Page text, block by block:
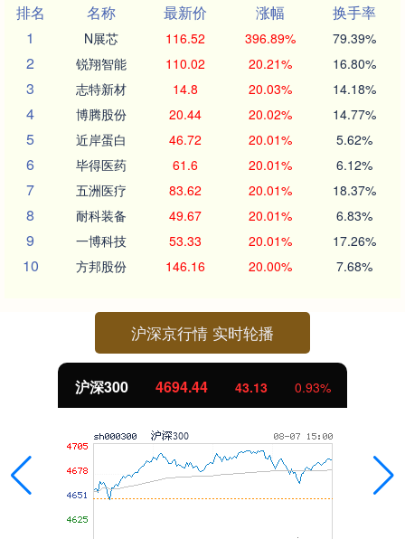
排名
名称 最新价 涨幅
换手率
1
N展芯 116.52 396.89% 79.39%
2 锐翔智能 110.02 20.21% 16.80%
3 志特新材 14.8 20.03% 14.18%
4 博腾股份 20.44 20.02% 14.77%
5 近岸蛋白 46.72 20.01% 5.62%
6 毕得医药 61.6 20.01% 6.12%
7 五洲医疗 83.62 20.01% 18.37%
8 耐科装备 49.67 20.01% 6.83%
9 一博科技 53.33 20.01% 17.26%
10 方邦股份 146.16 20.00% 7.68%
沪深京行情 实时轮播
沪深300 4694.44 43.13 0.93%